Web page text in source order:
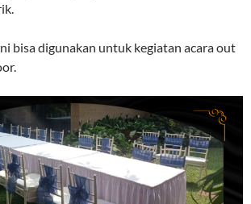
bisa digunakan untuk kegiatan acara out